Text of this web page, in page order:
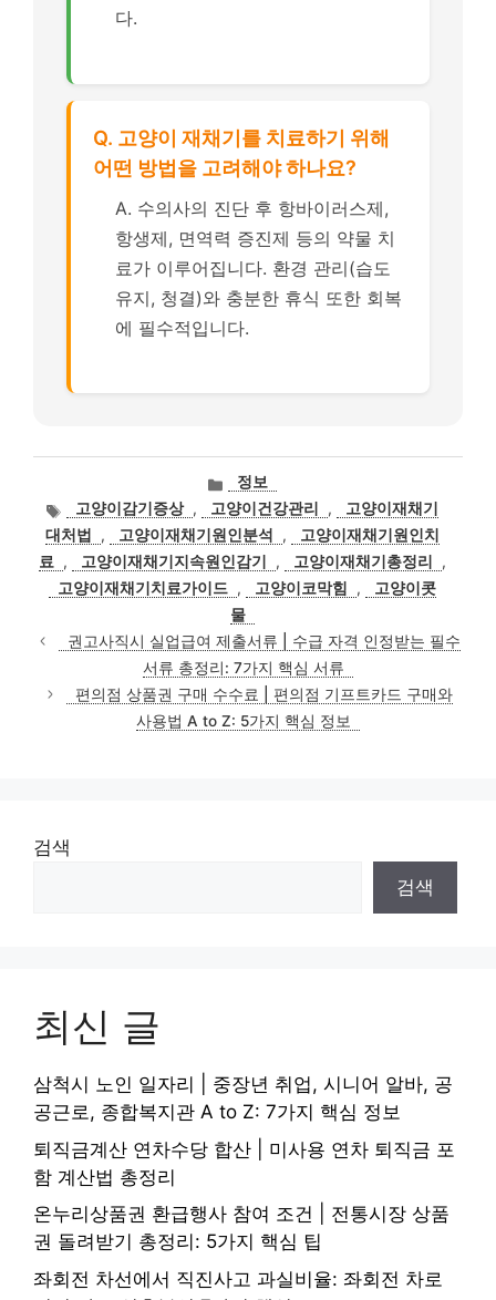
다.
Q. 고양이 재채기를 치료하기 위해
어떤 방법을 고려해야 하나요?
A. 수의사의 진단 후 항바이러스제,
항생제, 면역력 증진제 등의 약물 치
료가 이루어집니다. 환경 관리(습도
유지, 청결)와 충분한 휴식 또한 회복
에 필수적입니다.
카
테
고
리
정보
태
그
고양이감기증상 , 고양이건강관리 ,
고양이재채기
대처법
, 고양이재채기원인분석 ,
고양이재채기원인치
료
, 고양이재채기지속원인감기 , 고양이재채기총정리
,
고양이재채기치료가이드 , 고양이코막힘 ,
고양이콧
물
권고사직시 실업급여 제출서류 | 수급 자격 인정받는 필수
서류 총정리: 7가지 핵심 서류
편의점 상품권 구매 수수료 | 편의점 기프트카드 구매와
사용법 A to Z: 5가지 핵심 정보
검색
검색
최신 글
삼척시 노인 일자리 | 중장년 취업, 시니어 알바, 공
공근로, 종합복지관 A to Z: 7가지 핵심 정보
퇴직금계산 연차수당 합산 | 미사용 연차 퇴직금 포
함 계산법 총정리
온누리상품권 환급행사 참여 조건 | 전통시장 상품
권 돌려받기 총정리: 5가지 핵심 팁
좌회전 차선에서 직진사고 과실비율: 좌회전 차로